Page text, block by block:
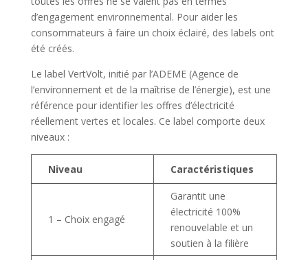
d’engagement environnemental. Pour aider les
consommateurs à faire un choix éclairé, des labels ont
été créés.
Le label VertVolt, initié par l’ADEME (Agence de
l’environnement et de la maîtrise de l’énergie), est une
référence pour identifier les offres d’électricité
réellement vertes et locales. Ce label comporte deux
niveaux :
Niveau Caractéristiques
1 – Choix engagé
Garantit une
électricité 100%
renouvelable et un
soutien à la filière